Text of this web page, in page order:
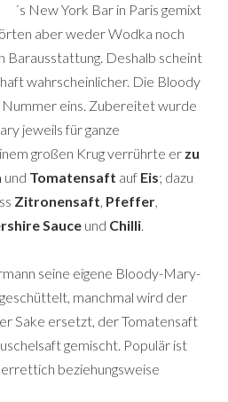
´s New York Bar in Paris gemixt
aber weder Wodka noch
Barausstattung. Deshalb scheint
wahrscheinlicher. Die Bloody
eins. Zubereitet wurde
jeweils für ganze
großen Krug verrührte er zu
und Tomatensaft auf Eis; dazu
Zitronensaft, Pfeffer,
Sauce und Chilli.
seine eigene Bloody-Mary-
manchmal wird der
Sake ersetzt, der Tomatensaft
gemischt. Populär ist
beziehungsweise